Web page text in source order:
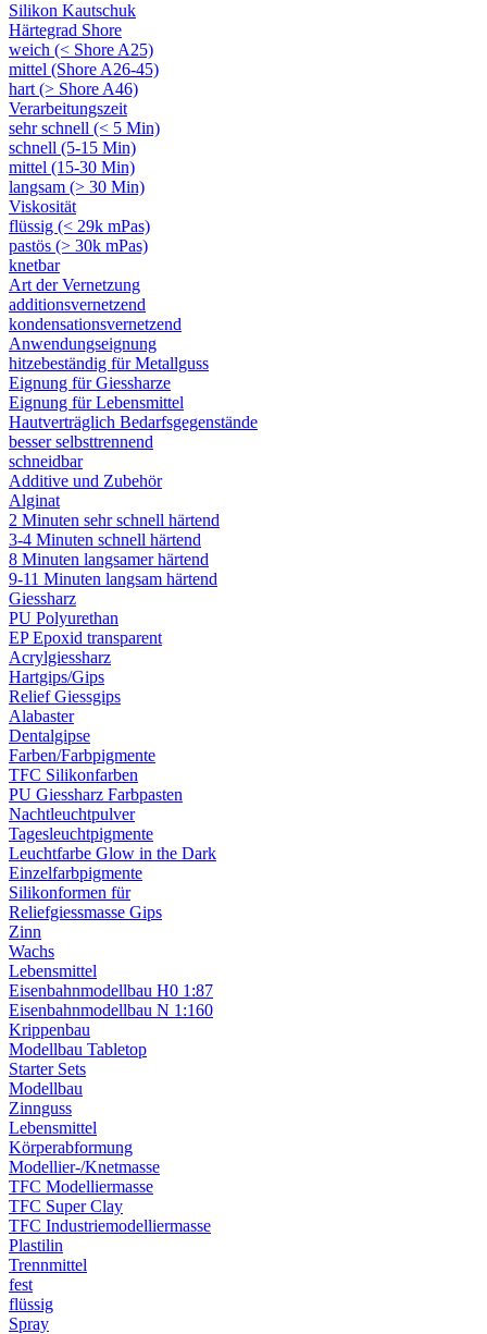
Silikon Kautschuk
Härtegrad Shore
weich (< Shore A25)
mittel (Shore A26-45)
hart (> Shore A46)
Verarbeitungszeit
sehr schnell (< 5 Min)
schnell (5-15 Min)
mittel (15-30 Min)
langsam (> 30 Min)
Viskosität
flüssig (< 29k mPas)
pastös (> 30k mPas)
knetbar
Art der Vernetzung
additionsvernetzend
kondensationsvernetzend
Anwendungseignung
hitzebeständig für Metallguss
Eignung für Giessharze
Eignung für Lebensmittel
Hautverträglich Bedarfsgegenstände
besser selbsttrennend
schneidbar
Additive und Zubehör
Alginat
2 Minuten sehr schnell härtend
3-4 Minuten schnell härtend
8 Minuten langsamer härtend
9-11 Minuten langsam härtend
Giessharz
PU Polyurethan
EP Epoxid transparent
Acrylgiessharz
Hartgips/Gips
Relief Giessgips
Alabaster
Dentalgipse
Farben/Farbpigmente
TFC Silikonfarben
PU Giessharz Farbpasten
Nachtleuchtpulver
Tagesleuchtpigmente
Leuchtfarbe Glow in the Dark
Einzelfarbpigmente
Silikonformen für
Reliefgiessmasse Gips
Zinn
Wachs
Lebensmittel
Eisenbahnmodellbau H0 1:87
Eisenbahnmodellbau N 1:160
Krippenbau
Modellbau Tabletop
Starter Sets
Modellbau
Zinnguss
Lebensmittel
Körperabformung
Modellier-/Knetmasse
TFC Modelliermasse
TFC Super Clay
TFC Industriemodelliermasse
Plastilin
Trennmittel
fest
flüssig
Spray